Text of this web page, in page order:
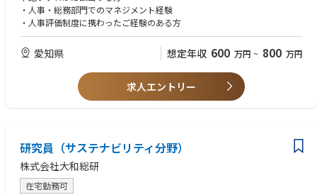
・労務（給与・社保等）
・教育
・人事・総務部門でのマネジメント経験
・人事評価制度に携わったご経験のある方
愛知県 想定年収 600 万円 ~ 800 万円
求人エントリー
研究員（サステナビリティ分野）
株式会社大和総研
在宅勤務可